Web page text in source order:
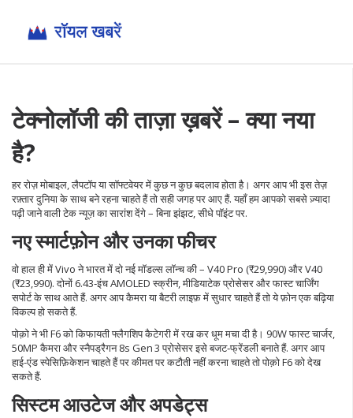
टेक्नोलॉजी की ताज़ा ख़बरें – क्या नया
है?
हर रोज़ मोबाइल, लैपटॉप या सॉफ्टवेयर में कुछ न कुछ बदलाव होता है। अगर आप भी इस तेज़
रफ़्तार दुनिया के साथ बने रहना चाहते हैं तो सही जगह पर आए हैं. यहाँ हम आपको सबसे ज़्यादा
पढ़ी जाने वाली टेक न्यूज़ का सारांश देंगे – बिना झंझट, सीधे पॉइंट पर.
नए स्मार्टफ़ोन और उनका फीचर
वो हाल ही में Vivo ने भारत में दो नई मॉडल्स लॉन्च की – V40 Pro (₹29,990) और V40
(₹23,990). दोनों 6.43‑इंच AMOLED स्क्रीन, मीडियाटेक प्रोसेसर और फास्ट चार्जिंग
सपोर्ट के साथ आते हैं. अगर आप कैमरा या बैटरी लाइफ़ में सुधार चाहते हैं तो ये फ़ोन एक बढ़िया
विकल्प हो सकते हैं.
पोक़ो ने भी F6 को किफायती फ्लैगशिप कैटेगरी में रख कर धूम मचा दी है। 90W फास्ट चार्जर,
50MP कैमरा और स्नैपड्रैगन 8s Gen 3 प्रोसेसर इसे बजट‑फ्रेंडली बनाते हैं. अगर आप
हाई-एंड स्पेसिफ़िकेशन चाहते हैं पर कीमत पर कटौती नहीं करना चाहते तो पोक़ो F6 को देख
सकते हैं.
सिस्टम आउटेज और अपडेट्स